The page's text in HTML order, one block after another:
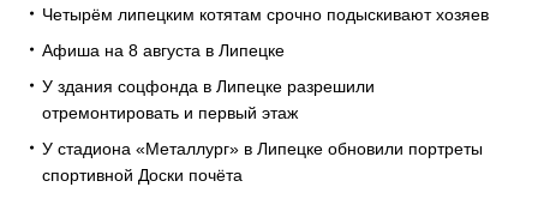
Четырём липецким котятам срочно подыскивают хозяев
Афиша на 8 августа в Липецке
У здания соцфонда в Липецке разрешили
отремонтировать и первый этаж
У стадиона «Металлург» в Липецке обновили портреты
спортивной Доски почёта